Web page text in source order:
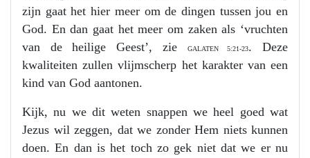
zijn gaat het hier meer om de dingen tussen jou en
God. En dan gaat het meer om zaken als ‘vruchten
van de heilige Geest’, zie
GALATEN 5:21-23. Deze
kwaliteiten zullen vlijmscherp het karakter van een
kind van God aantonen.
Kijk, nu we dit weten snappen we heel goed wat
Jezus wil zeggen, dat we zonder Hem niets kunnen
doen. En dan is het toch zo gek niet dat we er nu